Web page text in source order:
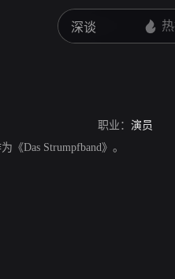
职业： 演员
《Das Strumpfband》。